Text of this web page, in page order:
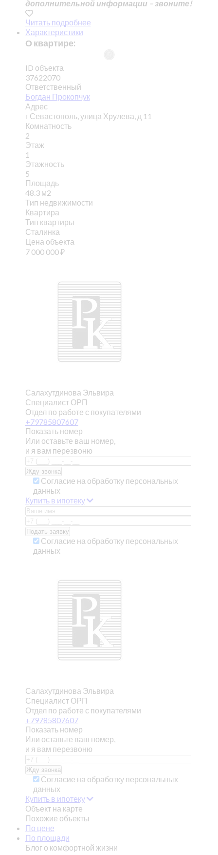
дополнительной информации – звоните!
Читать подробнее
Характеристики
О квартире:
ID объекта
37622070
Ответственный
Богдан Прокопчук
Адрес
г Севастополь, улица Хрулева, д 11
Комнатность
2
Этаж
1
Этажность
5
Площадь
48.3 м2
Тип недвижимости
Квартира
Тип квартиры
Сталинка
Цена объекта
7 000 000₽
Салахутдинова Эльвира
Специалист ОРП
Отдел по работе с покупателями
+79785807607
Показать номер
Или оставьте ваш номер,
и я вам перезвоню
Согласие на обработку персональных
данных
Купить в ипотеку
Согласие на обработку персональных
данных
Салахутдинова Эльвира
Специалист ОРП
Отдел по работе с покупателями
+79785807607
Показать номер
Или оставьте ваш номер,
и я вам перезвоню
Согласие на обработку персональных
данных
Купить в ипотеку
Объект на карте
Похожие объекты
По цене
По площади
Блог о комфортной жизни